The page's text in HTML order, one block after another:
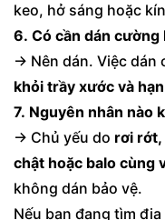
keo, hở sáng hoặc
6. Có cần dán
→ Nên dán. Việc dán
khỏi trầy xước và
7. Nguyên nhân nào
→ Chủ yếu do rơi rớt,
chật hoặc balo cùng
không dán bảo vệ.
Nếu bạn đang tìm